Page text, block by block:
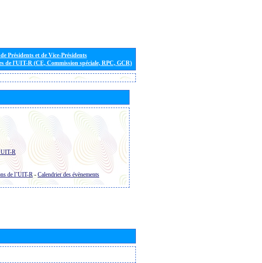
Présidents et de Vice-Présidents
de l'UIT-R (CE, Commission spéciale, RPC, GCR)
R
de l´UIT-R- Calendrier des évènements